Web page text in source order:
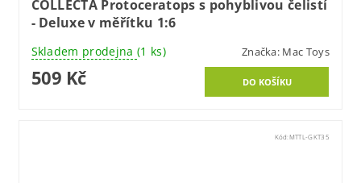
COLLECTA Protoceratops s pohyblivou čelistí
- Deluxe v měřítku 1:6
Skladem prodejna (1 ks) Značka: Mac Toys
509 Kč
Kód: MTTL-GKT35